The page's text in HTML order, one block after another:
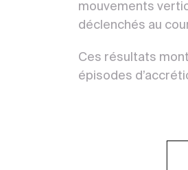
mouvements
déclenchés au
Ces résultats
épisodes